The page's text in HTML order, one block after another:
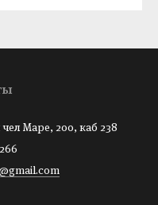
Маре, 200, каб 238